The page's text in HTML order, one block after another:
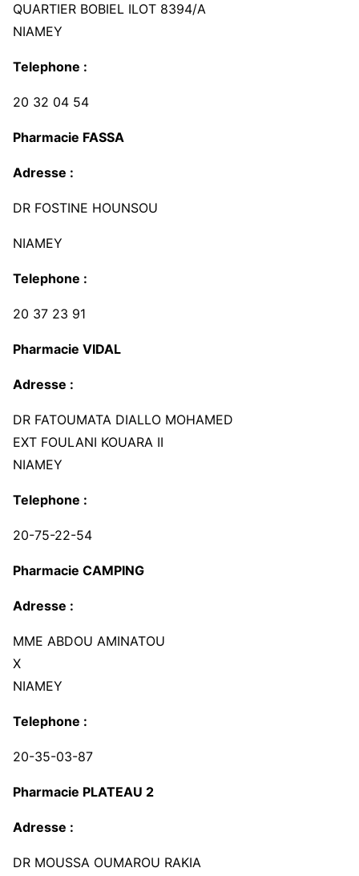
QUARTIER BOBIEL ILOT 8394/A
NIAMEY
Telephone :
20 32 04 54
Pharmacie FASSA
Adresse :
DR FOSTINE HOUNSOU
NIAMEY
Telephone :
20 37 23 91
Pharmacie VIDAL
Adresse :
DR FATOUMATA DIALLO MOHAMED
EXT FOULANI KOUARA II
NIAMEY
Telephone :
20-75-22-54
Pharmacie CAMPING
Adresse :
MME ABDOU AMINATOU
X
NIAMEY
Telephone :
20-35-03-87
Pharmacie PLATEAU 2
Adresse :
DR MOUSSA OUMAROU RAKIA